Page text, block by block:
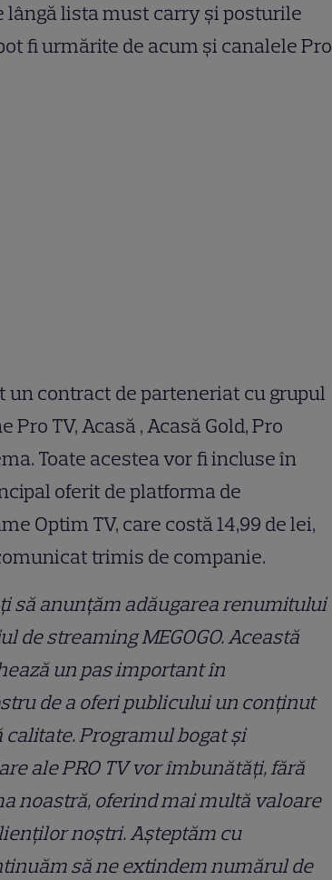
lângă lista must carry şi posturile
fi urmărite de acum și canalele Pro
un contract de parteneriat cu grupul
Pro TV, Acasă , Acasă Gold, Pro
Toate acestea vor fi incluse în
oferit de platforma de
Optim TV, care costă 14,99 de lei,
trimis de companie.
să anunțăm adăugarea renumitului
de streaming MEGOGO. Această
un pas important în
de a oferi publicului un conținut
calitate. Programul bogat și
ale PRO TV vor îmbunătăți, fără
noastră, oferind mai multă valoare
noștri. Așteptăm cu
să ne extindem numărul de